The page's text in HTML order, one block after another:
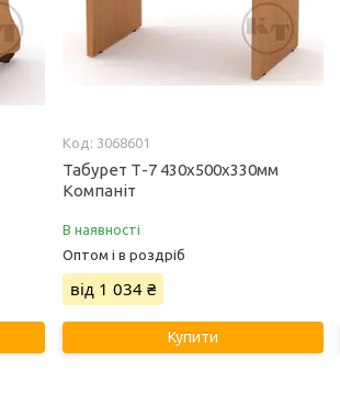
3068601
Табурет Т-7 430х500х330мм
Компаніт
В наявності
Оптом і в роздріб
від 1 034 ₴
Купити